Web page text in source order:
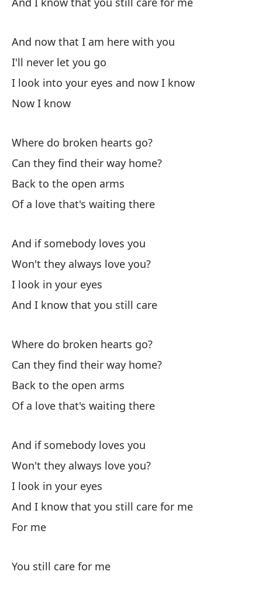
And now that I am here with you
I'll never let you go
I look into your eyes and now I know
Now I know
Where do broken hearts go?
Can they find their way home?
Back to the open arms
Of a love that's waiting there
And if somebody loves you
Won't they always love you?
I look in your eyes
And I know that you still care
Where do broken hearts go?
Can they find their way home?
Back to the open arms
Of a love that's waiting there
And if somebody loves you
Won't they always love you?
I look in your eyes
And I know that you still care for me
For me
You still care for me